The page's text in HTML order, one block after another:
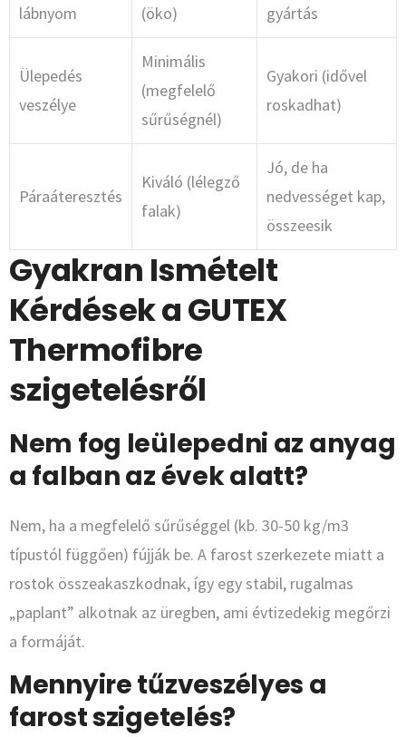
lábnyom (öko) gyártás
Ülepedés
veszélye
Minimális
(megfelelő
sűrűségnél)
Gyakori (idővel
roskadhat)
Páraáteresztés
Kiváló (lélegző
falak)
Jó, de ha
nedvességet kap,
összeesik
Gyakran Ismételt
Kérdések a GUTEX
Thermofibre
szigetelésről
Nem fog leülepedni az anyag
a falban az évek alatt?
Nem, ha a megfelelő sűrűséggel (kb. 30-50 kg/m3
típustól függően) fújják be. A farost szerkezete miatt a
rostok összeakaszkodnak, így egy stabil, rugalmas
„paplant” alkotnak az üregben, ami évtizedekig megőrzi
a formáját.
Mennyire tűzveszélyes a
farost szigetelés?